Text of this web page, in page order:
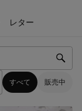
レター
すべて 販売中